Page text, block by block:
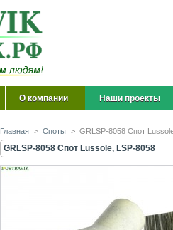
О компании Наши проекты
Главная > Споты > GRLSP-8058 Спот
GRLSP-8058 Спот Lussole, LSP-8058